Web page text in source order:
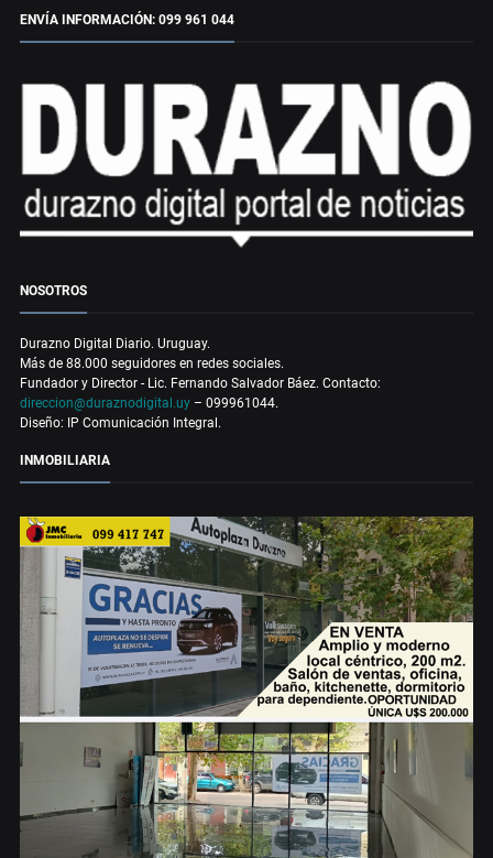
ENVÍA INFORMACIÓN: 099 961 044
NOSOTROS
Durazno Digital Diario. Uruguay.
Más de 88.000 seguidores en redes sociales.
Fundador y Director - Lic. Fernando Salvador Báez. Contacto:
direccion@duraznodigital.uy – 099961044.
Diseño: IP Comunicación Integral.
INMOBILIARIA